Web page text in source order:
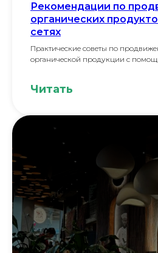
Рекомендации по
органических
сетях
Практические советы по
органической продукции с
Читать